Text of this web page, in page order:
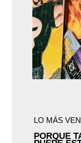
LO MÁS
PORQUE